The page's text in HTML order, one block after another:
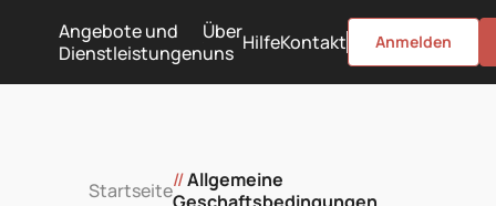
Angebote und
Dienstleistungen
Über
uns HilfeKontakt Anmelden
Startseite//Allgemeine